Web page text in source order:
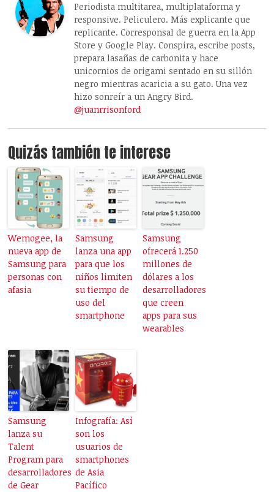
Periodista multitarea, multiplataforma y
responsive. Peliculero. Más explicante que
replicante. Corresponsal de guerra en la App
Store y Google Play. Conspira, escribe posts,
prepara lasañas de carbonita y hace
unicornios de origami sentado en su sillón
negro mientras acaricia a su gato. Una vez
hizo sonreír a un Angry Bird.
@juanrrisonford
Quizás también te interese
Wemogee, la
nueva app de
Samsung para
personas con
afasia
Samsung
lanza una app
para que los
niños limiten
su tiempo de
uso del
smartphone
Samsung
ofrecerá 1.250
millones de
dólares a los
desarrolladores
que creen
apps para sus
wearables
Samsung
lanza su
Talent
Program para
desarrolladores
de Gear
Infografía: Así
son los
usuarios de
smartphones
de Asia
Pacífico